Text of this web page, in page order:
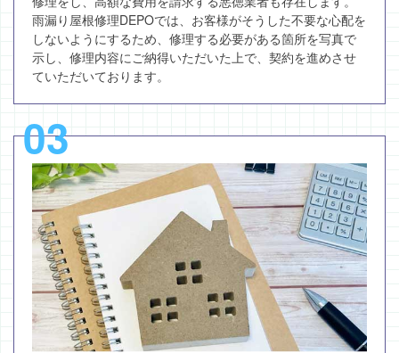
雨漏り屋根修理DEPOでは、お客様がそうした不要な心配を
しないようにするため、修理する必要がある箇所を写真で
示し、修理内容にご納得いただいた上で、契約を進めさせ
ていただいております。
03